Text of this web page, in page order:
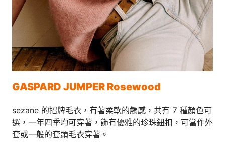
GASPARD JUMPER Rosewood
sezane 的招牌毛衣，有著柔軟的觸感，共有 7 種顏色可
選，一年四季均可穿著，飾有優雅的珍珠鈕扣，可當作外
套或一般的套頭毛衣穿著。